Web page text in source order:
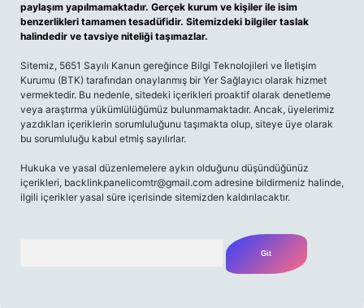
paylaşım yapılmamaktadır. Gerçek kurum ve kişiler ile isim
benzerlikleri tamamen tesadüfidir. Sitemizdeki bilgiler taslak
halindedir ve tavsiye niteliği taşımazlar.
Sitemiz, 5651 Sayılı Kanun gereğince Bilgi Teknolojileri ve İletişim
Kurumu (BTK) tarafından onaylanmış bir Yer Sağlayıcı olarak hizmet
vermektedir. Bu nedenle, sitedeki içerikleri proaktif olarak denetleme
veya araştırma yükümlülüğümüz bulunmamaktadır. Ancak, üyelerimiz
yazdıkları içeriklerin sorumluluğunu taşımakta olup, siteye üye olarak
bu sorumluluğu kabul etmiş sayılırlar.
Hukuka ve yasal düzenlemelere aykırı olduğunu düşündüğünüz
içerikleri, backlinkpanelicomtr@gmail.com adresine bildirmeniz halinde,
ilgili içerikler yasal süre içerisinde sitemizden kaldırılacaktır.